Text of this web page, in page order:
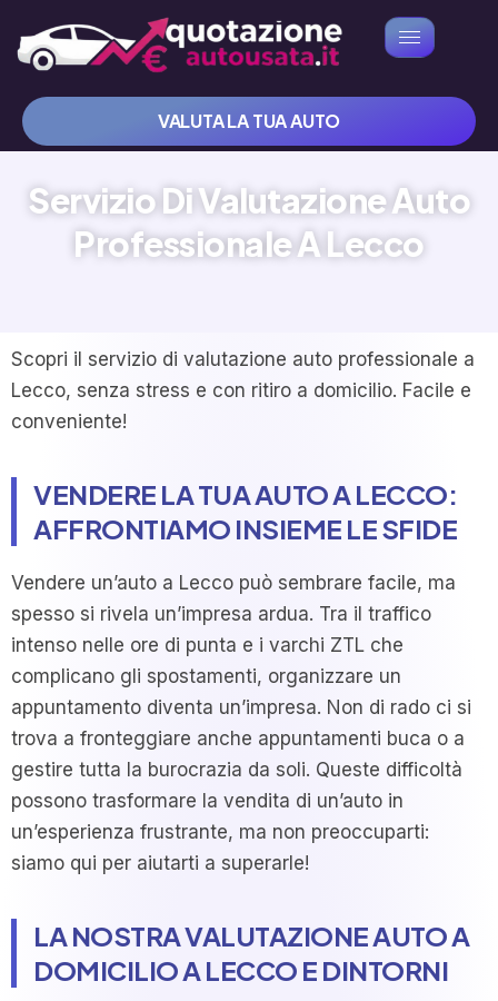
VALUTA LA TUA AUTO
Servizio Di Valutazione Auto
Professionale A Lecco
Scopri il servizio di valutazione auto professionale a
Lecco, senza stress e con ritiro a domicilio. Facile e
conveniente!
VENDERE LA TUA AUTO A LECCO:
AFFRONTIAMO INSIEME LE SFIDE
Vendere un’auto a Lecco può sembrare facile, ma
spesso si rivela un’impresa ardua. Tra il traffico
intenso nelle ore di punta e i varchi ZTL che
complicano gli spostamenti, organizzare un
appuntamento diventa un’impresa. Non di rado ci si
trova a fronteggiare anche appuntamenti buca o a
gestire tutta la burocrazia da soli. Queste difficoltà
possono trasformare la vendita di un’auto in
un’esperienza frustrante, ma non preoccuparti:
siamo qui per aiutarti a superarle!
LA NOSTRA VALUTAZIONE AUTO A
DOMICILIO A LECCO E DINTORNI